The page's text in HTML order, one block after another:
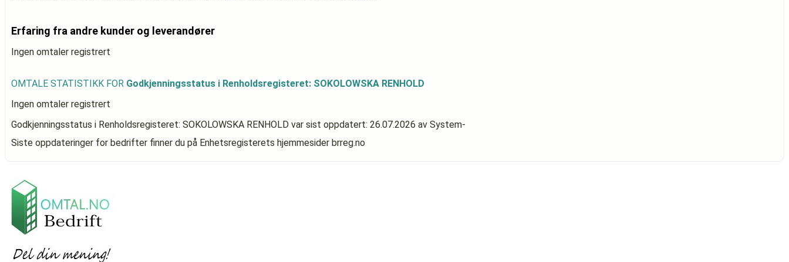
Erfaring fra andre kunder og leverandører
Ingen omtaler registrert
OMTALE STATISTIKK FOR Godkjenningsstatus i Renholdsregisteret: SOKOLOWSKA RENHOLD
Ingen omtaler registrert
Godkjenningsstatus i Renholdsregisteret: SOKOLOWSKA RENHOLD var sist oppdatert: 26.07.2026 av System-
Siste oppdateringer for bedrifter finner du på Enhetsregisterets hjemmesider brreg.no